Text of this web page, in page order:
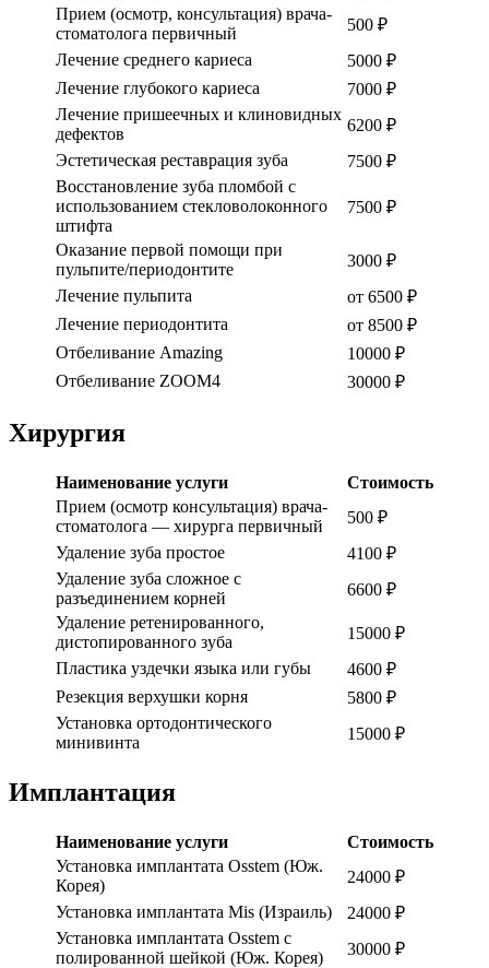
Прием (осмотр, консультация) врача-
стоматолога первичный
500 ₽
Лечение среднего кариеса
5000 ₽
Лечение глубокого кариеса
7000 ₽
Лечение пришеечных и клиновидных
дефектов
6200 ₽
Эстетическая реставрация зуба
7500 ₽
Восстановление зуба пломбой с
использованием стекловолоконного
штифта
7500 ₽
Оказание первой помощи при
пульпите/периодонтите
3000 ₽
Лечение пульпита
от 6500 ₽
Лечение периодонтита
от 8500 ₽
Отбеливание Аmаzing
10000 ₽
Отбеливание ZOOM4
30000 ₽
Хирургия
Наименование услуги
Стоимость
Прием (осмотр консультация) врача-
стоматолога — хирурга первичный
500 ₽
Удаление зуба простое
4100 ₽
Удаление зуба сложное с
разъединением корней
6600 ₽
Удаление ретенированного,
дистопированного зуба
15000 ₽
Пластика уздечки языка или губы
4600 ₽
Резекция верхушки корня
5800 ₽
Установка ортодонтического
минивинта
15000 ₽
Имплантация
Наименование услуги
Стоимость
Установка имплантата Osstem (Юж.
Корея)
24000 ₽
Установка имплантата Mis (Израиль)
24000 ₽
Установка имплантата Osstem с
полированной шейкой (Юж. Корея)
30000 ₽